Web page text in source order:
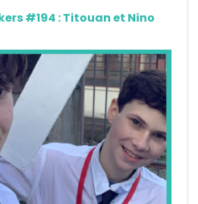
#194 : Titouan et Nino